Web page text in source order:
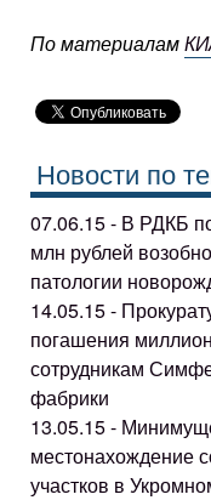
По материалам
Новости по
07.06.15 - В РДКБ
млн рублей
патологии
14.05.15 -
погашения
сотрудникам
фабрики
13.05.15 -
местонахождение
участков в